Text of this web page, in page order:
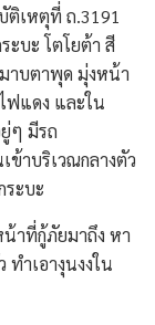
เหตุที่ ถ.3191
ะบะ โตโยต้า สี
าบตาพุด มุ่งหน้า
ฟแดง และใน
ๆ มีรถ
ข้าบริเวณกลางตัว
ะบะ
าที่กู้ภัยมาถึง หา
ำเอางุนงงใน